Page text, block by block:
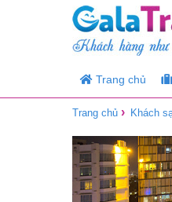
Trang chủ
Trang chủ › Khách